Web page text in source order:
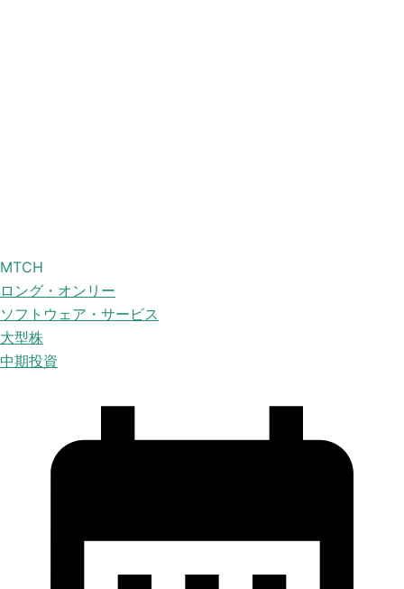
MTCH
ロング・オンリー
ソフトウェア・サービス
大型株
中期投資